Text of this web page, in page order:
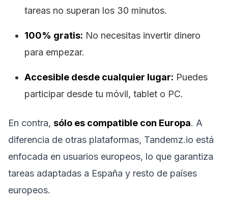
tareas no superan los 30 minutos.
100% gratis: No necesitas invertir dinero
para empezar.
Accesible desde cualquier lugar: Puedes
participar desde tu móvil, tablet o PC.
En contra, sólo es compatible con Europa. A
diferencia de otras plataformas, Tandemz.io está
enfocada en usuarios europeos, lo que garantiza
tareas adaptadas a España y resto de países
europeos.